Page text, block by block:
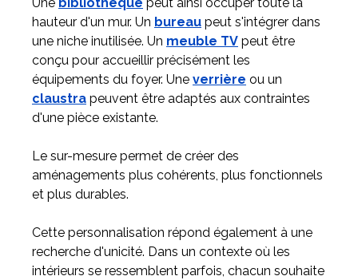
hauteur d'un mur. Un bureau peut s'intégrer dans
une niche inutilisée. Un meuble TV peut être
conçu pour accueillir précisément les
équipements du foyer. Une verrière ou un
claustra peuvent être adaptés aux contraintes
d'une pièce existante.
Le sur-mesure permet de créer des
aménagements plus cohérents, plus fonctionnels
et plus durables.
Cette personnalisation répond également à une
recherche d'unicité. Dans un contexte où les
intérieurs se ressemblent parfois, chacun souhaite